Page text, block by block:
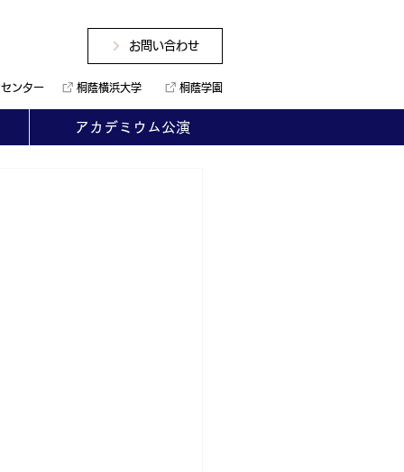
お問い合わせ
ンター 桐蔭横浜大学 桐蔭学園
アカデミウム公演